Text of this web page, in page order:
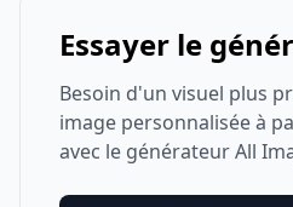
Essayer le
Besoin d'un visuel plus
image personnalisée à
avec le générateur All